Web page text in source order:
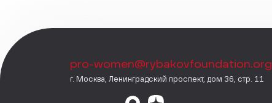
pro-women@rybakovfoundation.org
г. Москва, Ленинградский проспект, дом 36, стр. 11